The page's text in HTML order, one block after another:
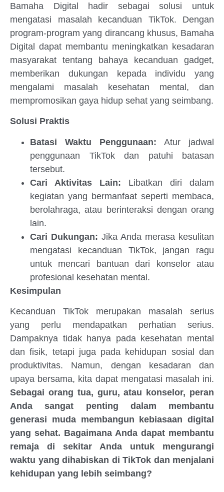
Bamaha Digital hadir sebagai solusi untuk
mengatasi masalah kecanduan TikTok. Dengan
program-program yang dirancang khusus, Bamaha
Digital dapat membantu meningkatkan kesadaran
masyarakat tentang bahaya kecanduan gadget,
memberikan dukungan kepada individu yang
mengalami masalah kesehatan mental, dan
mempromosikan gaya hidup sehat yang seimbang.
Solusi Praktis
Batasi Waktu Penggunaan: Atur jadwal
penggunaan TikTok dan patuhi batasan
tersebut.
Cari Aktivitas Lain: Libatkan diri dalam
kegiatan yang bermanfaat seperti membaca,
berolahraga, atau berinteraksi dengan orang
lain.
Cari Dukungan: Jika Anda merasa kesulitan
mengatasi kecanduan TikTok, jangan ragu
untuk mencari bantuan dari konselor atau
profesional kesehatan mental.
Kesimpulan
Kecanduan TikTok merupakan masalah serius
yang perlu mendapatkan perhatian serius.
Dampaknya tidak hanya pada kesehatan mental
dan fisik, tetapi juga pada kehidupan sosial dan
produktivitas. Namun, dengan kesadaran dan
upaya bersama, kita dapat mengatasi masalah ini.
Sebagai orang tua, guru, atau konselor, peran
Anda sangat penting dalam membantu
generasi muda membangun kebiasaan digital
yang sehat. Bagaimana Anda dapat membantu
remaja di sekitar Anda untuk mengurangi
waktu yang dihabiskan di TikTok dan menjalani
kehidupan yang lebih seimbang?